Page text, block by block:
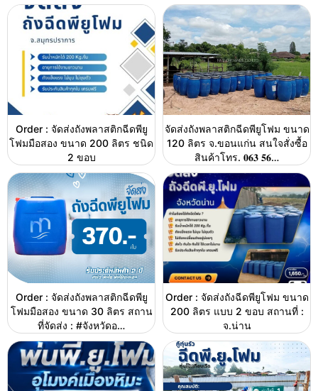
Order : จัดส่งถังพลาสติกฉีดพียู
โฟมมือสอง ขนาด 200 ลิตร ชนิด
2 ขอบ
จัดส่งถังพลาสติกฉีดพียูโฟม ขนาด
120 ลิตร จ.ขอนแก่น สนใจสั่งซื้อ
สินค้าโทร. 𝟎𝟔𝟑 𝟓𝟔…
Order : จัดส่งถังพลาสติกฉีดพียู
โฟมมือสอง ขนาด 30 ลิตร สถาน
ที่จัดส่ง : #จังหวัดอ…
Order : จัดส่งถังฉีดพียูโฟม ขนาด
200 ลิตร แบบ 2 ขอบ สถานที่ :
จ.น่าน